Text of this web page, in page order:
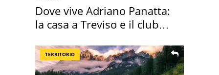
Dove vive Adriano Panatta:
la casa a Treviso e il club
TERRITORIO